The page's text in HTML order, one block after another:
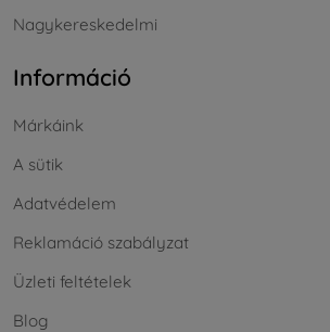
Nagykereskedelmi
Információ
Márkáink
A sütik
Adatvédelem
Reklamáció szabályzat
Üzleti feltételek
Blog